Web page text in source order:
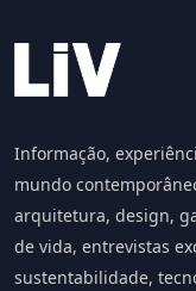
Informação,
mundo
arquitetura, design,
de vida, entrevistas
sustentabilidade,